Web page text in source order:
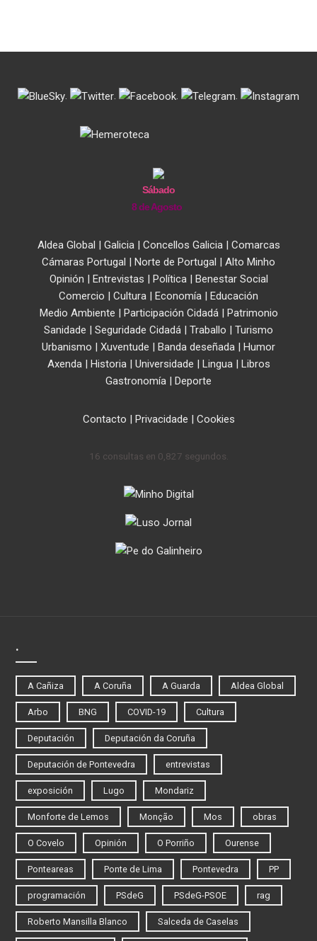
. . . .
Sábado
8 de Agosto
Aldea Global | Galicia| Concellos Galicia| Comarcas
Cámaras Portugal | Norte de Portugal | Alto Minho
Opinión | Entrevistas | Política| Benestar Social
Comercio | Cultura | Economía | Educación
Medio Ambiente | Participación Cidadá| Patrimonio
Sanidade | Seguridade Cidadá | Traballo | Turismo
Urbanismo | Xuventude | Banda deseñada | Humor
Axenda| Historia| Universidade | Lingua| Libros
Gastronomía | Deporte
Contacto | Privacidade | Cookies
16 consultas en 0,827 segundos.
.
A Cañiza A Coruña A Guarda Aldea Global
Arbo BNG COVID-19 Cultura
Deputación Deputación da Coruña
Deputación de Pontevedra entrevistas
exposición Lugo Mondariz
Monforte de Lemos Monção Mos obras
O Covelo Opinión O Porriño Ourense
Ponteareas Ponte de Lima Pontevedra PP
programación PSdeG PSdeG-PSOE rag
Roberto Mansilla Blanco Salceda de Caselas